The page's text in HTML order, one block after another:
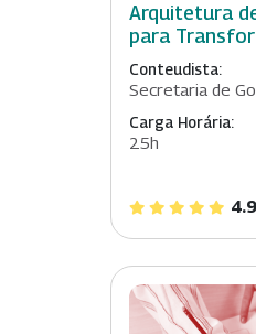
Arquitetura
para
Conteudista:
Secretaria de
Carga Horária:
25h
4.9